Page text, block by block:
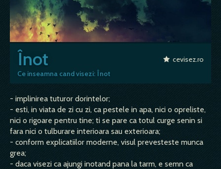
Înot
Ce inseamna cand visezi: Înot
cevisez.ro
- implinirea tuturor dorintelor;
- esti, in viata de zi cu zi, ca pestele in apa, nici o opreliste,
nici o rigoare pentru tine; ti se pare ca totul curge senin si
fara nici o tulburare interioara sau exterioara;
- conform explicatiilor moderne, visul prevesteste munca
grea;
- daca visezi ca ajungi inotand pana la tarm, e semn ca